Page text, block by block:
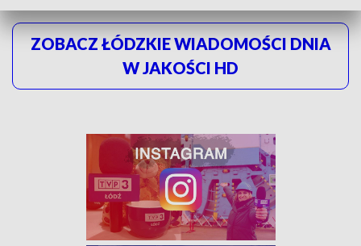
ZOBACZ ŁÓDZKIE WIADOMOŚCI DNIA
W JAKOŚCI HD